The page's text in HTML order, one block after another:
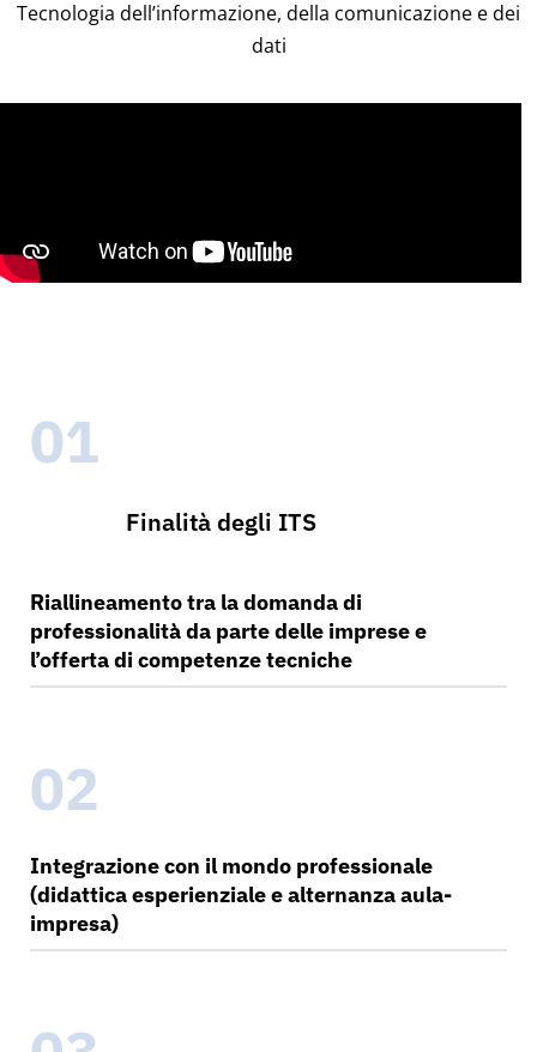
Tecnologia dell’informazione, della comunicazione e dei
dati
01
Finalità degli ITS
Riallineamento tra la domanda di
professionalità da parte delle imprese e
l’offerta di competenze tecniche
02
Integrazione con il mondo professionale
(didattica esperienziale e alternanza aula-
impresa)